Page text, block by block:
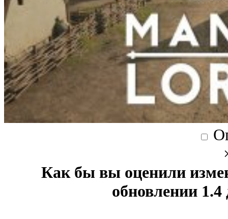
Как бы вы оценили
обновлении